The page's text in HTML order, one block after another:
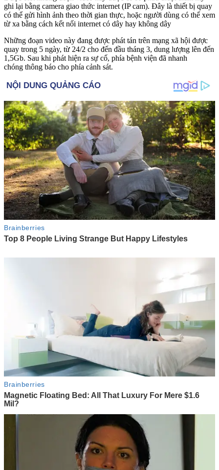
ghi lại bằng camera giao thức internet (IP cam). Đây là thiết bị quay
có thể gửi hình ảnh theo thời gian thực, hoặc người dùng có thể xem
từ xa bằng cách kết nối internet có dây hay không dây
Những đoạn video này đang được phát tán trên mạng xã hội được
quay trong 5 ngày, từ 24/2 cho đến đầu tháng 3, dung lượng lên đến
1,5Gb. Sau khi phát hiện ra sự cố, phía bệnh viện đã nhanh
chóng thông báo cho phía cảnh sát.